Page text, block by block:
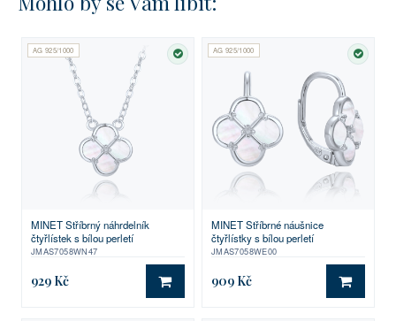
AG 925/1000
SKLADEM
MINET Stříbrný náhrdelník
čtyřlístek s bílou perletí
JMAS7058WN47
929 Kč DO KOŠÍKU
AG 925/1000
MINET Stříbrné náušnice
čtyřlístky s bílou perletí
JMAS7058WE00
909 Kč DO